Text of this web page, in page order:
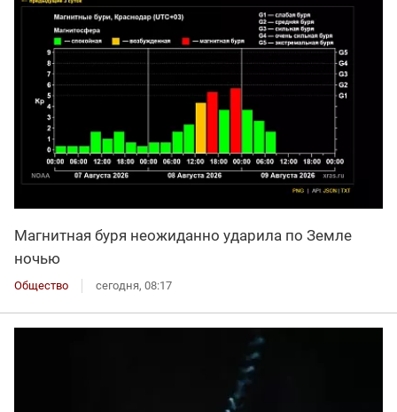
Магнитная буря неожиданно ударила по Земле
ночью
Общество сегодня, 08:17